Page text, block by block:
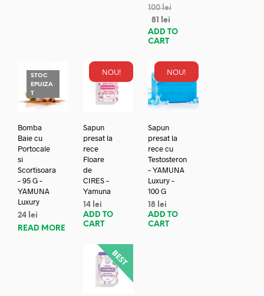
100lei
81
lei
ADD TO
CART
STOC
EPUIZA
T
Bomba
Baie cu
Portocale
si
Scortisoara
– 95 G –
YAMUNA
Luxury
24 lei
READ MORE
NOU!
Sapun
presat la
rece
Floare
de
CIRES –
Yamuna
14 lei
ADD TO
CART
NOU!
Sapun
presat la
rece cu
Testosteron
– YAMUNA
Luxury –
100 G
18 lei
ADD TO
CART